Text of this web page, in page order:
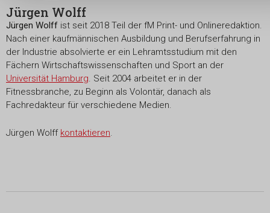
Jürgen Wolff
Jürgen Wolff ist seit 2018 Teil der fM Print- und Onlineredaktion.
Nach einer kaufmännischen Ausbildung und Berufserfahrung in
der Industrie absolvierte er ein Lehramtsstudium mit den
Fächern Wirtschaftswissenschaften und Sport an der
Universität Hamburg. Seit 2004 arbeitet er in der
Fitnessbranche, zu Beginn als Volontär, danach als
Fachredakteur für verschiedene Medien.
Jürgen Wolff kontaktieren.